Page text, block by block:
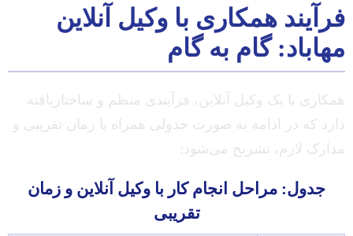
فرآیند همکاری با وکیل آنلاین
مهاباد: گام به گام
همکاری با یک وکیل آنلاین، فرآیندی منظم و ساختاریافته
دارد که در ادامه به صورت جدولی همراه با زمان تقریبی و
مدارک لازم، تشریح می‌شود:
جدول: مراحل انجام کار با وکیل آنلاین و زمان
تقریبی